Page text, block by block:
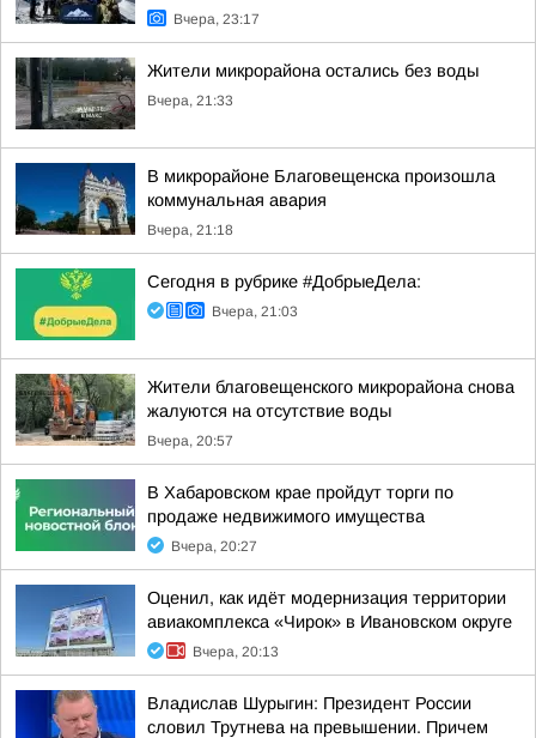
Вчера, 23:17
Жители микрорайона остались без воды
Вчера, 21:33
В микрорайоне Благовещенска произошла
коммунальная авария
Вчера, 21:18
Сегодня в рубрике #ДобрыеДела:
Вчера, 21:03
Жители благовещенского микрорайона снова
жалуются на отсутствие воды
Вчера, 20:57
В Хабаровском крае пройдут торги по
продаже недвижимого имущества
Вчера, 20:27
Оценил, как идёт модернизация территории
авиакомплекса «Чирок» в Ивановском округе
Вчера, 20:13
Владислав Шурыгин: Президент России
словил Трутнева на превышении. Причем